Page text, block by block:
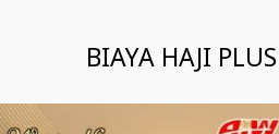
BIAYA HAJI